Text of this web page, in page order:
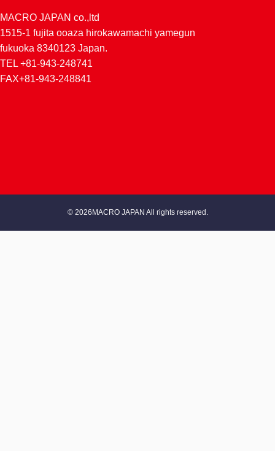
MACRO JAPAN co.,ltd
1515-1 fujita ooaza hirokawamachi yamegun
fukuoka 8340123 Japan.
TEL +81-943-248741
FAX+81-943-248841
© 2026MACRO JAPAN All rights reserved.